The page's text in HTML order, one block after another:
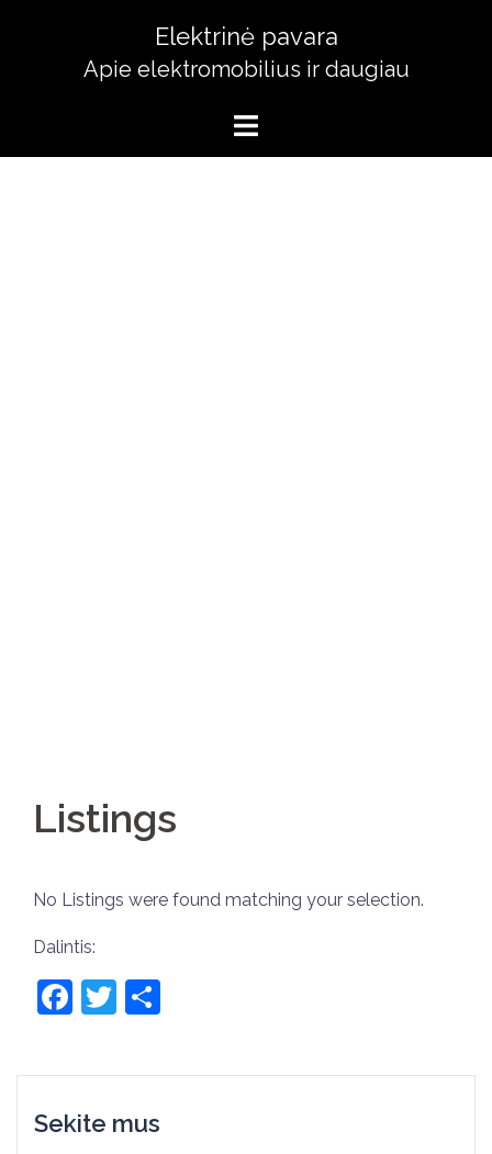
Elektrinė pavara
Apie elektromobilius ir daugiau
Listings
No Listings were found matching your selection.
Dalintis:
Facebook
Twitter
Sekite mus